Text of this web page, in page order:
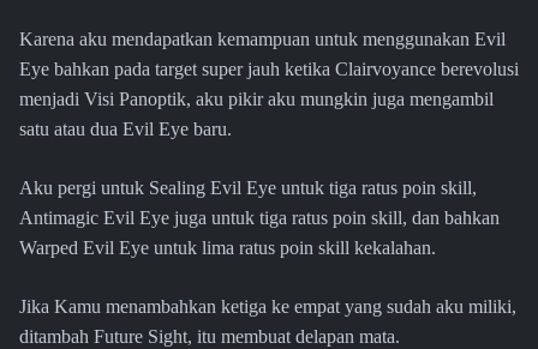
Karena aku mendapatkan kemampuan untuk menggunakan Evil
Eye bahkan pada target super jauh ketika Clairvoyance berevolusi
menjadi Visi Panoptik, aku pikir aku mungkin juga mengambil
satu atau dua Evil Eye baru.
Aku pergi untuk Sealing Evil Eye untuk tiga ratus poin skill,
Antimagic Evil Eye juga untuk tiga ratus poin skill, dan bahkan
Warped Evil Eye untuk lima ratus poin skill kekalahan.
Jika Kamu menambahkan ketiga ke empat yang sudah aku miliki,
ditambah Future Sight, itu membuat delapan mata.